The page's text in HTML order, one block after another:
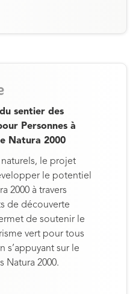
sentier des
Personnes à
Natura 2000
le projet
le potentiel
2000 à travers
de découverte
de soutenir le
vert pour tous
s’appuyant sur le
Natura 2000.